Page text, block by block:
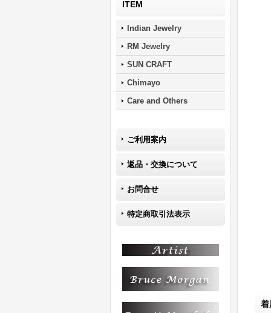
ITEM
Indian Jewelry
RM Jewelry
SUN CRAFT
Chimayo
Care and Others
ご利用案内
返品・交換について
お問合せ
特定商取引法表示
着